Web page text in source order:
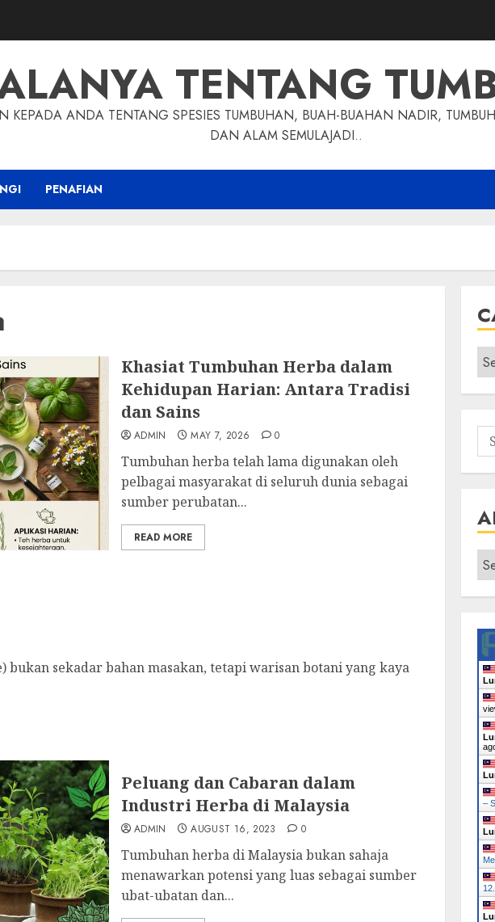
TENTANG
KEPADA ANDA TENTANG SPESIES TUMBUHAN, BUAH-BUAHAN NADIR,
DAN ALAM SEMULAJADI..
PENAFIAN
Khasiat Tumbuhan Herba dalam
Kehidupan Harian: Antara Tradisi
dan Sains
ADMIN MAY 7, 2026 0
Tumbuhan herba telah lama digunakan oleh
pelbagai masyarakat di seluruh dunia sebagai
sumber perubatan...
READ MORE
bukan sekadar bahan masakan, tetapi warisan botani yang kaya
Peluang dan Cabaran dalam
Industri Herba di Malaysia
ADMIN AUGUST 16, 2023 0
Tumbuhan herba di Malaysia bukan sahaja
menawarkan potensi yang luas sebagai sumber
ubat-ubatan dan...
–